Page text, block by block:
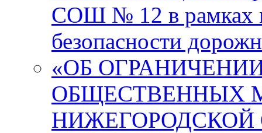
СОШ № 12 в рамках
безопасности
«ОБ
ОБЩЕСТВЕННЫХ
НИЖЕГОРОДСКОЙ